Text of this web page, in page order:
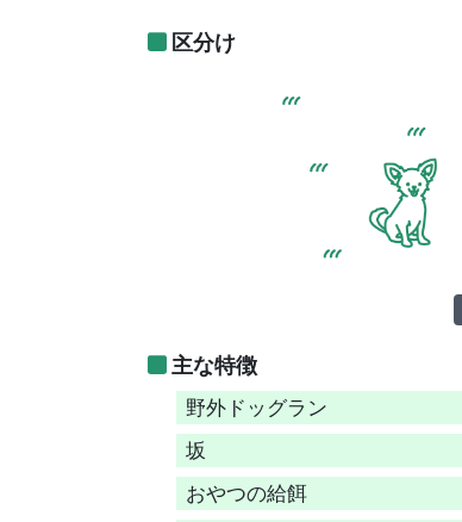
区分け
主な特徴
野外ドッグラン
坂
おやつの給餌